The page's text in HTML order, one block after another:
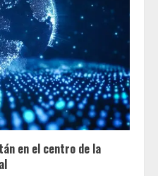
en el centro de la